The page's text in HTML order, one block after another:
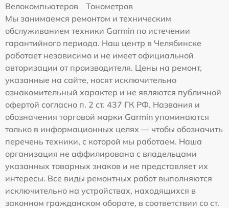
Велокомпьютеров
Тонометров
Мы занимаемся ремонтом и техническим
обслуживанием техники Garmin по истечении
гарантийного периода. Наш центр в Челябинске
работает независимо и не имеет официальной
авторизации от производителя. Цены на ремонт,
указанные на сайте, носят исключительно
ознакомительный характер и не являются публичной
офертой согласно п. 2 ст. 437 ГК РФ. Названия и
обозначения торговой марки Garmin упоминаются
только в информационных целях — чтобы обозначить
перечень техники, с которой мы работаем. Наша
организация не аффилирована с владельцами
указанных товарных знаков и не представляет их
интересы. Все виды ремонтных работ выполняются
исключительно на устройствах, находящихся в
законном гражданском обороте, в соответствии со ст.